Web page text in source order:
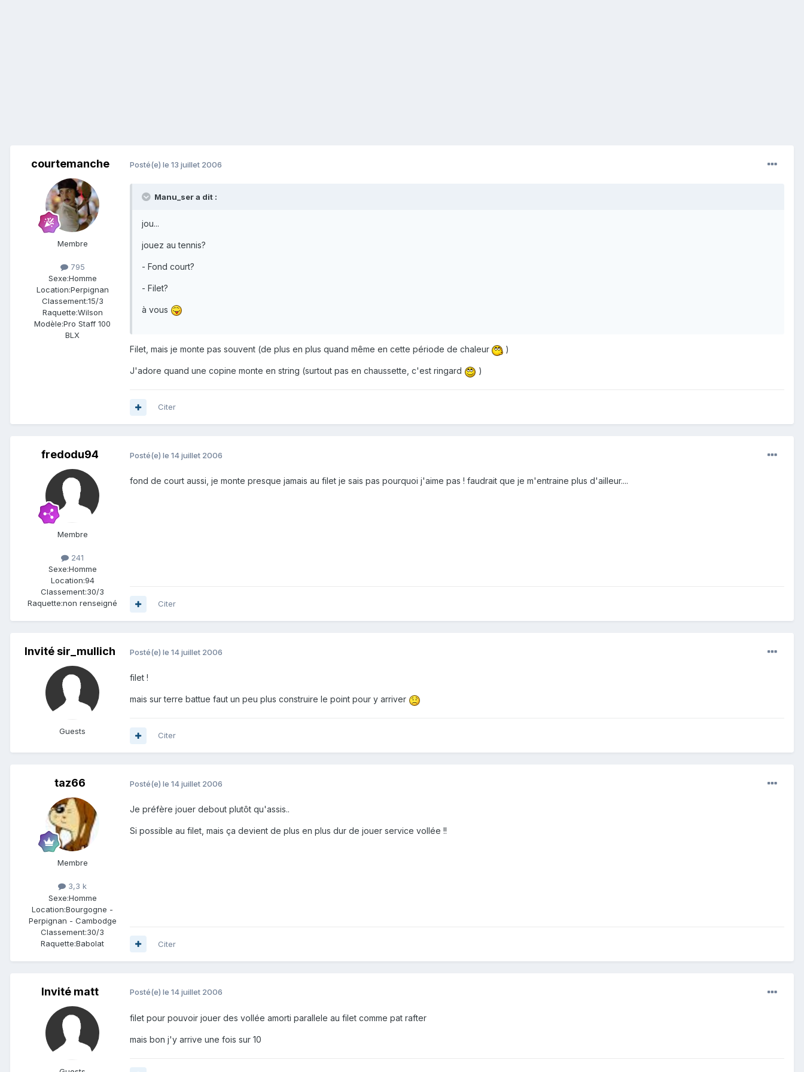
courtemanche
Membre
795
Sexe:Homme
Location:Perpignan
Classement:15/3
Raquette:Wilson
Modèle:Pro Staff 100
BLX
Posté(e) le 13 juillet 2006
Manu_ser a dit :
jou...
jouez au tennis?
- Fond court?
- Filet?
à vous
Filet, mais je monte pas souvent (de plus en plus quand même en cette période de chaleur )
J'adore quand une copine monte en string (surtout pas en chaussette, c'est ringard )
Citer
fredodu94
Membre
241
Sexe:Homme
Location:94
Classement:30/3
Raquette:non renseigné
Posté(e) le 14 juillet 2006
fond de court aussi, je monte presque jamais au filet je sais pas pourquoi j'aime pas ! faudrait que je m'entraine plus d'ailleur....
Citer
Invité sir_mullich
Guests
Posté(e) le 14 juillet 2006
filet !
mais sur terre battue faut un peu plus construire le point pour y arriver
Citer
taz66
Membre
3,3 k
Sexe:Homme
Location:Bourgogne -
Perpignan - Cambodge
Classement:30/3
Raquette:Babolat
Posté(e) le 14 juillet 2006
Je préfère jouer debout plutôt qu'assis..
Si possible au filet, mais ça devient de plus en plus dur de jouer service vollée !!
Citer
Invité matt Posté(e) le 14 juillet 2006
filet pour pouvoir jouer des vollée amorti parallele au filet comme pat rafter
mais bon j'y arrive une fois sur 10